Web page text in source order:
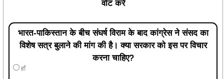
वोट करें
भारत-पाकिस्तान के बीच संघर्ष विराम के बाद कांग्रेस ने संसद का
विशेष सत्र बुलाने की मांग की है। क्या सरकार को इस पर विचार
करना चाहिए?
हाँ